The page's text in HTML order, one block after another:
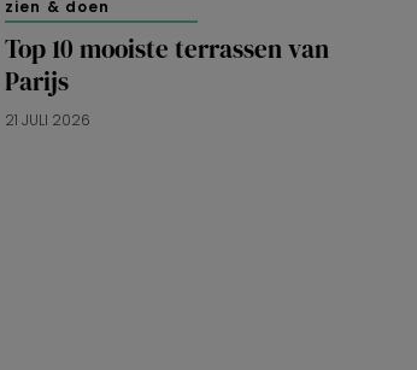
zien & doen
Top 10 mooiste terrassen van
Parijs
21 JULI 2026